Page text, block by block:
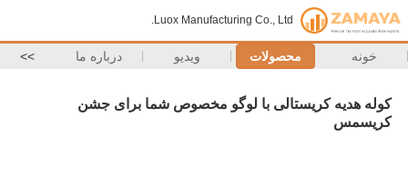
Luox Manufacturing Co., Ltd.
خونه محصولات ویدیو درباره ما >>
کوله هدیه کریستالی با لوگو مخصوص شما برای جشن
کریسمس